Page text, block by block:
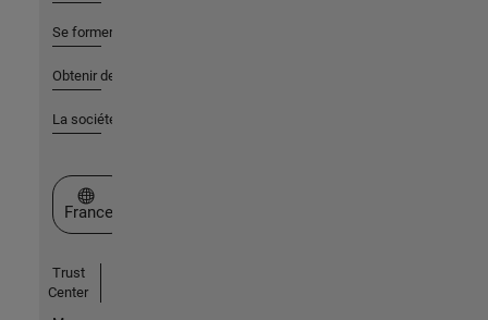
Se former
Obtenir de l'aide
La société
Sélectionner un site web
France
Trust
Center